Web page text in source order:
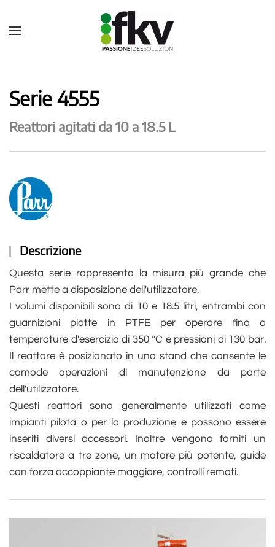
Serie 4555
Reattori agitati da 10 a 18.5 L
Descrizione
Questa serie rappresenta la misura più grande che
Parr mette a disposizione dell'utilizzatore.
I volumi disponibili sono di 10 e 18.5 litri, entrambi con
guarnizioni piatte in PTFE per operare fino a
temperature d'esercizio di 350 °C e pressioni di 130 bar.
Il reattore è posizionato in uno stand che consente le
comode operazioni di manutenzione da parte
dell'utilizzatore.
Questi reattori sono generalmente utilizzati come
impianti pilota o per la produzione e possono essere
inseriti diversi accessori. Inoltre vengono forniti un
riscaldatore a tre zone, un motore più potente, guide
con forza accoppiante maggiore, controlli remoti.